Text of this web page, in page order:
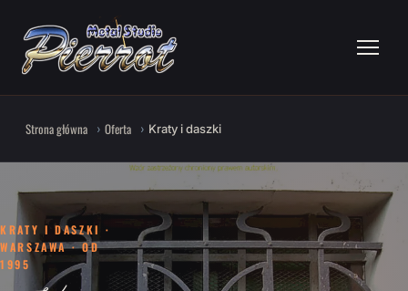
Strona główna Oferta Kraty i daszki
KRATY I DASZKI ·
WARSZAWA · OD
1995